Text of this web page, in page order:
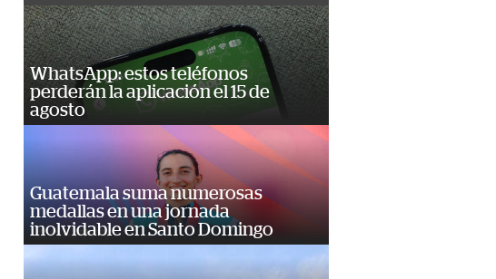
WhatsApp: estos teléfonos
perderán la aplicación el 15 de
agosto
Guatemala suma numerosas
medallas en una jornada
inolvidable en Santo Domingo